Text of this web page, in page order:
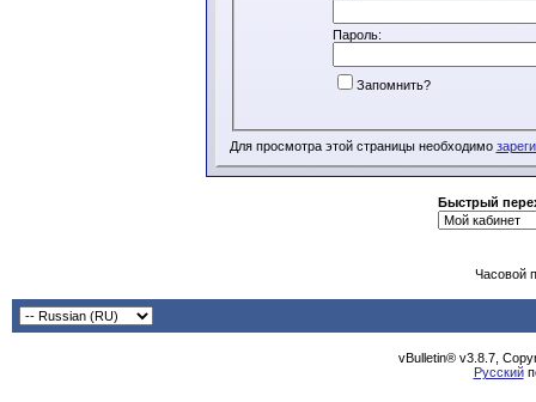
Пароль:
Запомнить?
Для просмотра этой страницы необходимо
Быстрый
Часовой
vBulletin® v3.8.7,
Русский